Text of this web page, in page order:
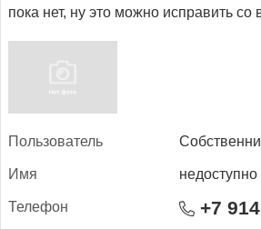
пока нет, ну это можно исправить со
Поль­зо­ватель
Имя недоступно
Те­лефон +7